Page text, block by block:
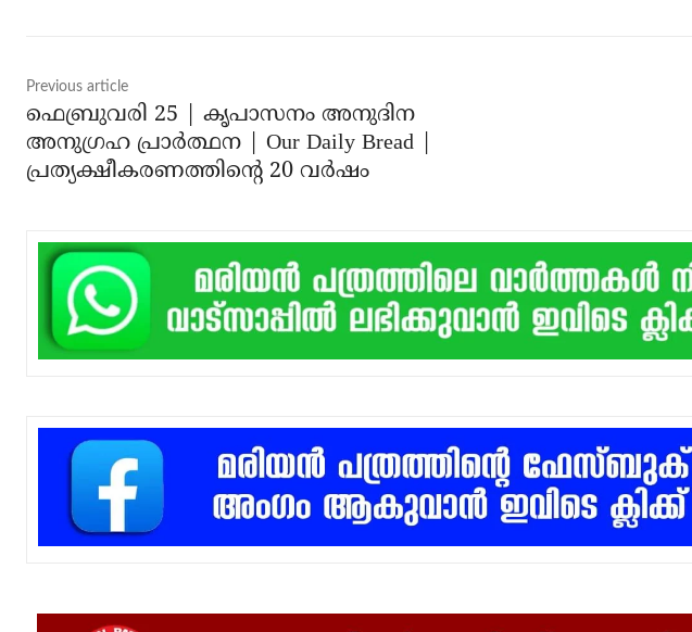
Previous article
ഫെബ്രുവരി 25 | കൃപാസനം അനുദിന
അനുഗ്രഹ പ്രാർത്ഥന | Our Daily Bread |
പ്രത്യക്ഷീകരണത്തിന്റെ 20 വർഷം